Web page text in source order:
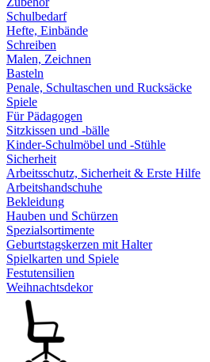
Schulbedarf
Hefte, Einbände
Schreiben
Malen, Zeichnen
Basteln
Penale, Schultaschen und Rucksäcke
Spiele
Für Pädagogen
Sitzkissen und -bälle
Kinder-Schulmöbel und -Stühle
Sicherheit
Arbeitsschutz, Sicherheit & Erste Hilfe
Arbeitshandschuhe
Bekleidung
Hauben und Schürzen
Spezialsortimente
Geburtstagskerzen mit Halter
Spielkarten und Spiele
Festutensilien
Weihnachtsdekor